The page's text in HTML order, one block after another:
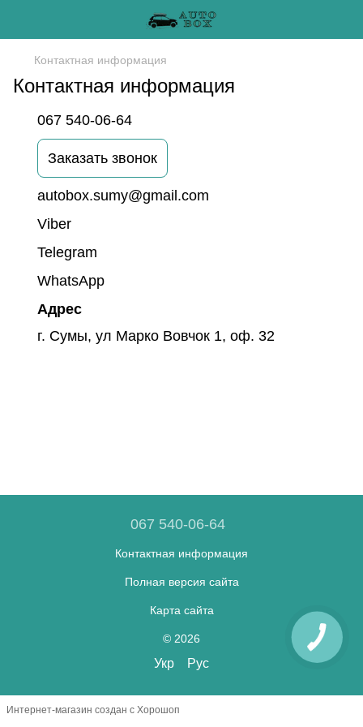
Контактная информация
Контактная информация
067 540-06-64
Заказать звонок
autobox.sumy@gmail.com
Viber
Telegram
WhatsApp
Адрес
г. Сумы, ул Марко Вовчок 1, оф. 32
067 540-06-64
Контактная информация
Полная версия сайта
Карта сайта
© 2026
Укр Рус
Интернет-магазин создан с Хорошоп